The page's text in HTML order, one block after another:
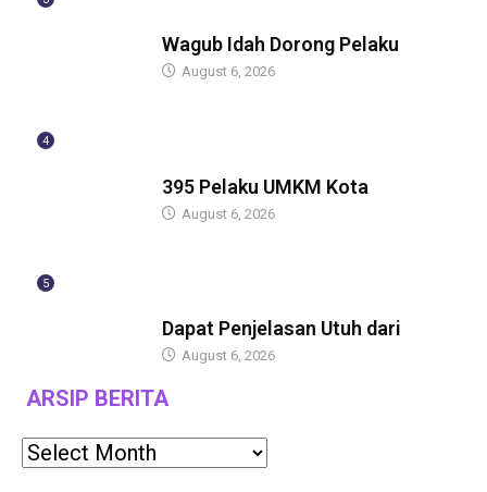
Wagub Idah Dorong Pelaku
August 6, 2026
4
395 Pelaku UMKM Kota
August 6, 2026
5
Dapat Penjelasan Utuh dari
August 6, 2026
ARSIP BERITA